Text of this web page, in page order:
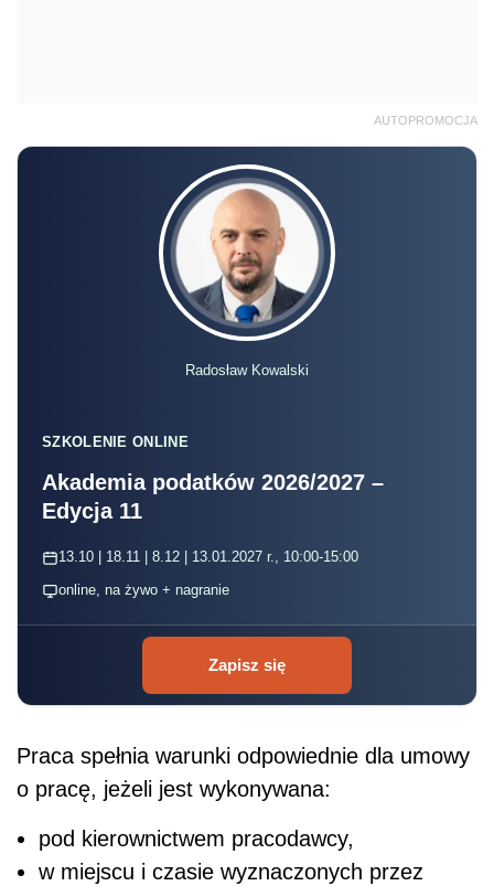
AUTOPROMOCJA
Radosław Kowalski
SZKOLENIE ONLINE
Akademia podatków 2026/2027 –
Edycja 11
13.10 | 18.11 | 8.12 | 13.01.2027 r., 10:00-15:00
online, na żywo + nagranie
Zapisz się
Praca spełnia warunki odpowiednie dla umowy
o pracę, jeżeli jest wykonywana:
pod kierownictwem pracodawcy,
w miejscu i czasie wyznaczonych przez